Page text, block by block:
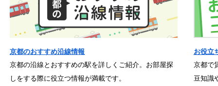
京都のおすすめ沿線情報
京都の沿線とおすすめの駅を詳しくご紹介。お部屋探
しをする際に役立つ情報が満載です。
お役立
京都で
豆知識